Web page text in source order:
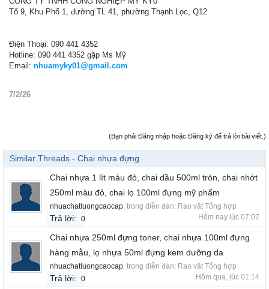
Tổ 9, Khu Phố 1, đường TL 41, phường Thạnh Lọc, Q12
Điện Thoại: 090 441 4352
Hotline: 090 441 4352 gặp Ms Mỹ
Email: nhuamyky01@gmail.com
7/2/26
(Bạn phải Đăng nhập hoặc Đăng ký để trả lời bài viết.)
Similar Threads - Chai nhựa đựng
Chai nhựa 1 lít màu đỏ, chai dầu 500ml tròn, chai nhớt
250ml màu đỏ, chai lọ 100ml đựng mỹ phẩm
nhuachatluongcaocap , trong diễn đàn: Rao vặt Tổng hợp
Trả lời: 0 Hôm nay lúc 07:07
Chai nhựa 250ml đựng toner, chai nhựa 100ml đựng
hàng mẫu, lọ nhựa 50ml đựng kem dưỡng da
nhuachatluongcaocap , trong diễn đàn: Rao vặt Tổng hợp
Trả lời: 0 Hôm qua, lúc 01:14